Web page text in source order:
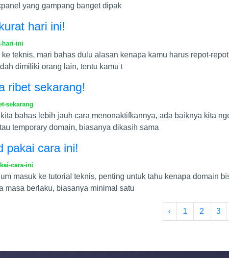
yang gampang banget dipak
hari ini!
hari-ini
teknis, mari bahas dulu alasan kenapa kamu harus repot-
dimiliki orang lain, tentu kamu t
ribet sekarang!
sekarang
bahas lebih jauh cara menonaktifkannya, ada baiknya kita
temporary domain, biasanya dikasih sama
pakai cara ini!
cara-ini
masuk ke tutorial teknis, penting untuk tahu kenapa domain
masa berlaku, biasanya minimal satu
‹ 1 2 3